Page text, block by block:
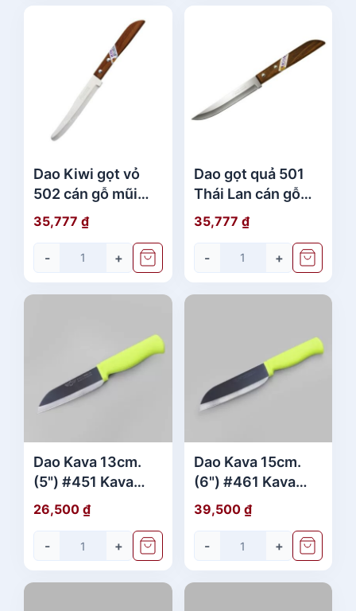
Dao Kiwi gọt vỏ
502 cán gỗ mũi
tròn KW502 Thái
Lan
35,777 ₫
- +
Dao gọt quả 501
Thái Lan cán gỗ
mũi nhọn KW501
35,777 ₫
- +
Dao Kava 13cm.
(5") #451 Kava
xanh (không vỉ)
26,500 ₫
- +
Dao Kava 15cm.
(6") #461 Kava
xanh (vỉ)
39,500 ₫
- +